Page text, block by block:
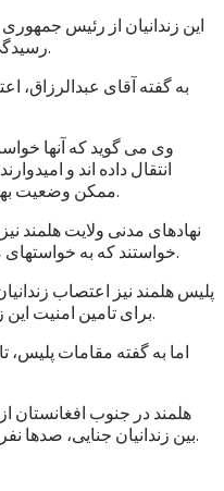
این زندانیان از رئیس جمهوری
رسیدگی شود و در مجازات شان تخفیف بیاید.
به گفته آقای عبدالرزاق،
وی می گوید که آنها
انتقال داده اند و
ممکن وضعیت بهداشتی شماری از زندانیان خراب شود.
نهادهای مدنی ولایت هلمند
خواستند که به خواستهای مشروع زندانیان پاسخ مثبت داده شود.
پلیس هلمند نیز اعتصاب
برای تامین امنیت این زندان، شمار بیشتری نیرو فرستاده اند.
اما به گفته مقامات
هلمند در جنوب افغانستان
بین زندانیان جنایی، صدها نفر به اتهام شورشگری نیز زندانی هستند.